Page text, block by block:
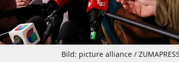
Bild: picture alliance /